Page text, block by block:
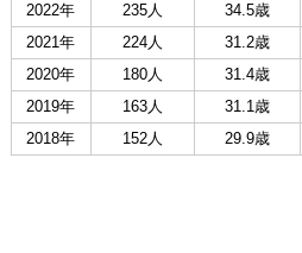
2022年
235人 34.5歳
2021年
224人 31.2歳
2020年
180人 31.4歳
2019年
163人 31.1歳
2018年
152人 29.9歳